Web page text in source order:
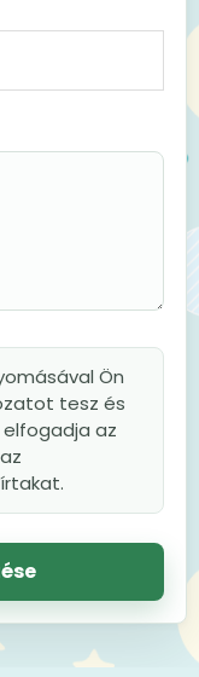
Ön
tesz és
az
írtakat.